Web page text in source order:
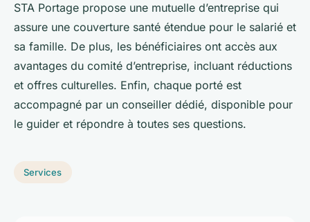
STA Portage propose une mutuelle d’entreprise qui
assure une couverture santé étendue pour le salarié et
sa famille. De plus, les bénéficiaires ont accès aux
avantages du comité d’entreprise, incluant réductions
et offres culturelles. Enfin, chaque porté est
accompagné par un conseiller dédié, disponible pour
le guider et répondre à toutes ses questions.
Services